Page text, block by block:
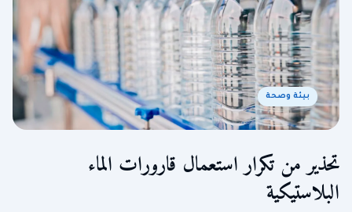
الجزائر الجالية المنتخب الوطني سياسة
اقتصاد رياضة بيئة وصحة
تحذير من تكرار استعمال قارورات الماء
البلاستيكية